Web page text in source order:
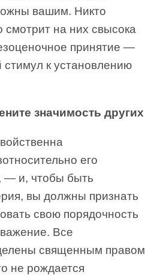
вашим. Никто
смотрит на них свысока
принятие —
к установлению
значимость других
его
— и, чтобы быть
вы должны признать
свою порядочность
Все
священным правом
не рождается